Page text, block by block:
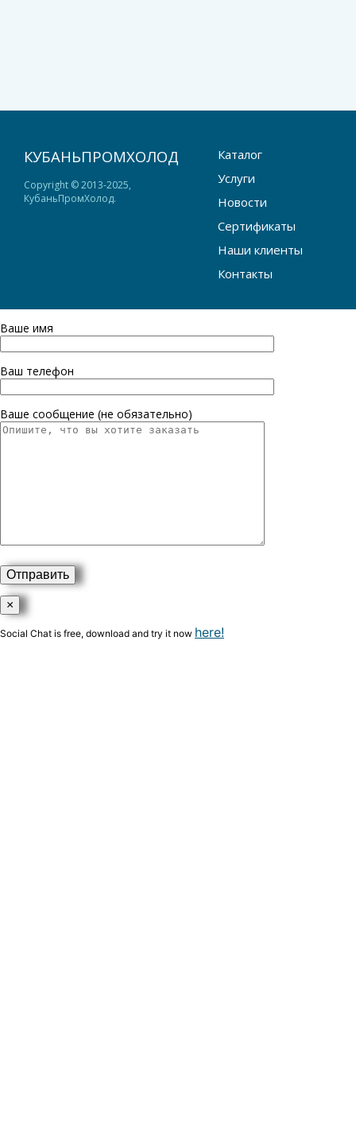
КУБАНЬПРОМХОЛОД
Copyright © 2013-2025,
КубаньПромХолод.
Каталог
Услуги
Новости
Cертификаты
Наши клиенты
Контакты
Ваше имя
Ваш телефон
Ваше сообщение (не обязательно)
×
Social Chat is free, download and try it now here!